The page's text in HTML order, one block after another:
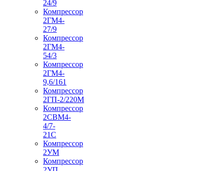
24/9
Компрессор
2ГМ4-
27/9
Компрессор
2ГМ4-
54/3
Компрессор
2ГМ4-
9,6/161
Компрессор
2ГП-2/220М
Компрессор
2СВМ4-
4/7-
21С
Компрессор
2УМ
Компрессор